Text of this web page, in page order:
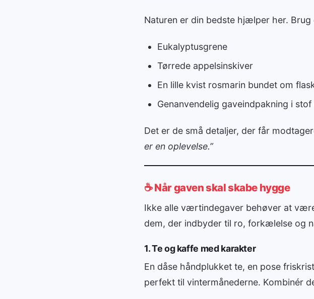
Naturen er din bedste hjælper her. Brug
Eukalyptusgrene
Tørrede appelsinskiver
En lille kvist rosmarin bundet om
Genanvendelig gaveindpakning i
Det er de små detaljer, der får
er en oplevelse.”
☕ Når gaven skal skabe hygge
Ikke alle værtindegaver behøver at
dem, der indbyder til ro, forkælelse og
1. Te og kaffe med karakter
En dåse håndplukket te, en pose
perfekt til vintermånederne. Kombinér